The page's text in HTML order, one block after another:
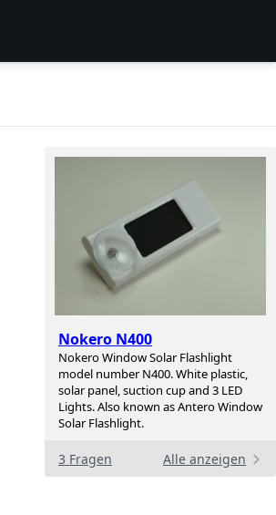
Nokero N400
Nokero Window Solar Flashlight
model number N400. White plastic,
solar panel, suction cup and 3 LED
Lights. Also known as Antero Window
Solar Flashlight.
3 Fragen Alle anzeigen